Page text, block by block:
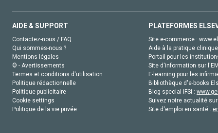
AIDE & SUPPORT
Contactez-nous / FAQ
Qui sommes-nous ?
Mentions légales
© - Avertissements
Termes et conditions d'utilisation
Politique rédactionnelle
Politique publicitaire
Cookie settings
Politique de la vie privée
PLATEFORMES
Site e-commerce :
Aide à la pratique
Portail pour les
Site d'information sur
E-learning pour les
Bibliothèque d'e-books
Blog special IFSI :
Suivez notre actualité
Site d'emploi en santé :